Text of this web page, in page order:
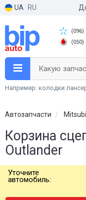
UA RU
(096)
(050)
Какую
Например: колодки
Автозапчасти
Корзина
Outlander
Уточните
автомобиль: